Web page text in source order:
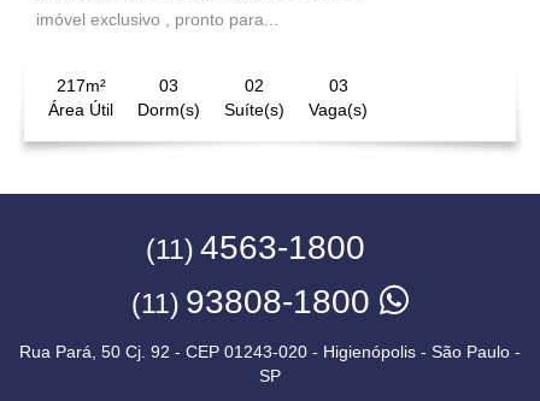
imóvel exclusivo , pronto para...
217m²
Área Útil
03
Dorm(s)
02
Suíte(s)
03
Vaga(s)
(11) 4563-1800
(11) 93808-1800
Rua Pará, 50 Cj. 92 - CEP 01243-020 - Higienópolis - São Paulo -
SP